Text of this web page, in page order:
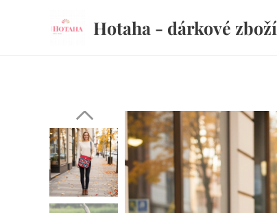
Hotaha - dárkové zboží